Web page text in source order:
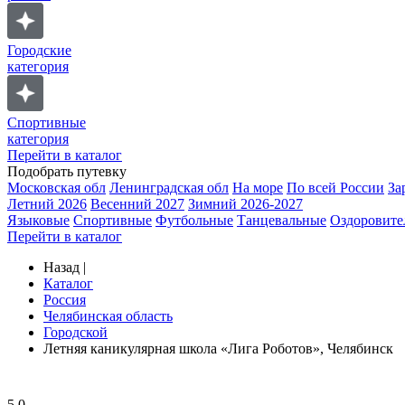
Городские
категория
Спортивные
категория
Перейти в каталог
Подобрать путевку
Московская обл Ленинградская обл На море По всей России
Летний 2026 Весенний 2027 Зимний 2026-2027
Языковые Спортивные Футбольные Танцевальные
Перейти в каталог
Назад |
Каталог
Россия
Челябинская область
Городской
Летняя каникулярная школа «Лига Роботов», Челябинск